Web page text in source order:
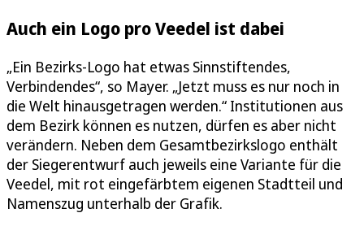
Auch ein Logo pro Veedel ist dabei
„Ein Bezirks-Logo hat etwas Sinnstiftendes,
Verbindendes“, so Mayer. „Jetzt muss es nur noch in
die Welt hinausgetragen werden.“ Institutionen aus
dem Bezirk können es nutzen, dürfen es aber nicht
verändern. Neben dem Gesamtbezirkslogo enthält
der Siegerentwurf auch jeweils eine Variante für die
Veedel, mit rot eingefärbtem eigenen Stadtteil und
Namenszug unterhalb der Grafik.